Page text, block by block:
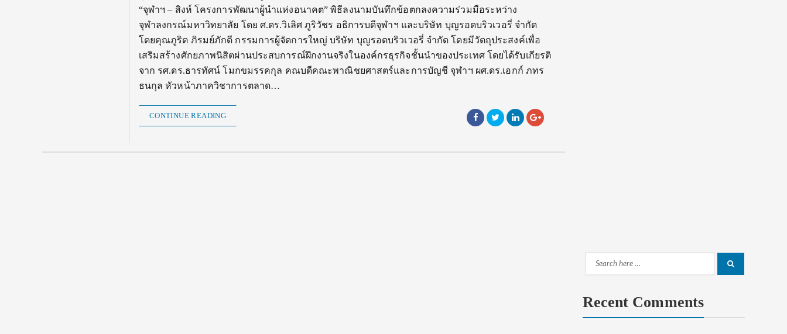
“จุฬาฯ – สิงห์ โครงการพัฒนาผู้นำแห่งอนาคต” พิธีลงนามบันทึกข้อตกลงความร่วมมือระหว่าง
จุฬาลงกรณ์มหาวิทยาลัย โดย ศ.ดร.วิเลิศ ภูริวัชร อธิการบดีจุฬาฯ และบริษัท บุญรอดบริวเวอรี่ จำกัด
โดยคุณภูริต ภิรมย์ภักดี กรรมการผู้จัดการใหญ่ บริษัท บุญรอดบริวเวอรี่ จำกัด โดยมีวัตถุประสงค์เพื่อ
เสริมสร้างศักยภาพนิสิตผ่านประสบการณ์ฝึกงานจริงในองค์กรธุรกิจชั้นนำของประเทศ โดยได้รับเกียรติ
จาก รศ.ดร.ธารทัศน์ โมกขมรรคกุล คณบดีคณะพาณิชยศาสตร์และการบัญชี จุฬาฯ ผศ.ดร.เอกก์ ภทร
ธนกุล หัวหน้าภาควิชาการตลาด…
CONTINUE READING
Search
Recent Comments